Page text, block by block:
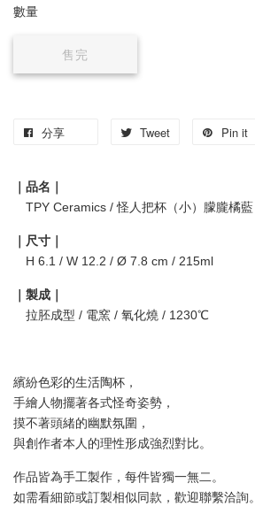
數量
售完
分享 Tweet Pin it
｜品名｜
TPY Ceramics / 怪人把杯（小）朦朧橘藍
｜尺寸｜
H 6.1 / W 12.2 / Ø 7.8 cm / 215ml
｜製成｜
拉胚成型 / 電窯 / 氧化燒 / 1230℃
繽紛色彩的生活陶杯，
手繪人物擺著各式怪奇姿勢，
摸不著頭緒的幽默氛圍，
與創作者本人的理性形成強烈對比。
作品皆為手工製作，每件皆獨一無二。
如需看細節或訂製相似同款，歡迎聯繫洽詢。